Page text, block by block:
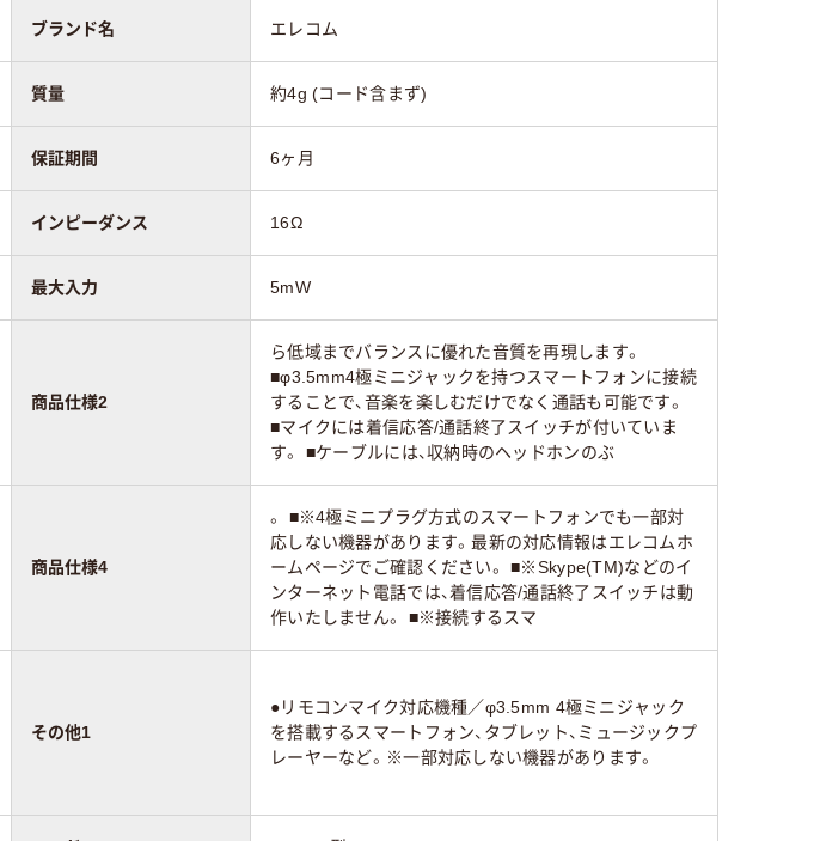
ブランド名 エレコム
質量 約4g (コード含まず)
保証期間 6ヶ月
インピーダンス 16Ω
最大入力 5mW
商品仕様2
ら低域までバランスに優れた音質を再現します。
■φ3.5mm4極ミニジャックを持つスマートフォンに接続
することで、音楽を楽しむだけでなく通話も可能です。
■マイクには着信応答/通話終了スイッチが付いていま
す。 ■ケーブルには、収納時のヘッドホンのぶ
商品仕様4
。 ■※4極ミニプラグ方式のスマートフォンでも一部対
応しない機器があります。最新の対応情報はエレコムホ
ームページでご確認ください。 ■※Skype(TM)などのイ
ンターネット電話では、着信応答/通話終了スイッチは動
作いたしません。 ■※接続するスマ
その他1
●リモコンマイク対応機種／φ3.5mm 4極ミニジャック
を搭載するスマートフォン、タブレット、ミュージックプ
レーヤーなど。※一部対応しない機器があります。